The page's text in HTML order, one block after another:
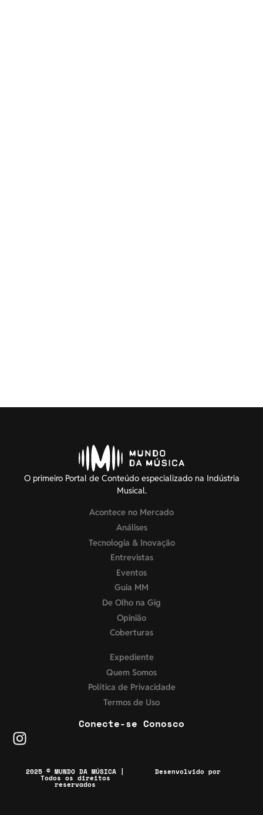
O primeiro Portal de Conteúdo especializado na Indústria
Musical.
Acontece no Mercado
Análises
Tecnologia & Inovação
Entrevistas
Eventos
Guia MM
De Olho na Gig
Opinião
Coberturas
Expediente
Quem Somos
Política de Privacidade
Termos de Uso
Conecte-se Conosco
2025 © MUNDO DA MÚSICA |
Todos os direitos
reservados
Desenvolvido por